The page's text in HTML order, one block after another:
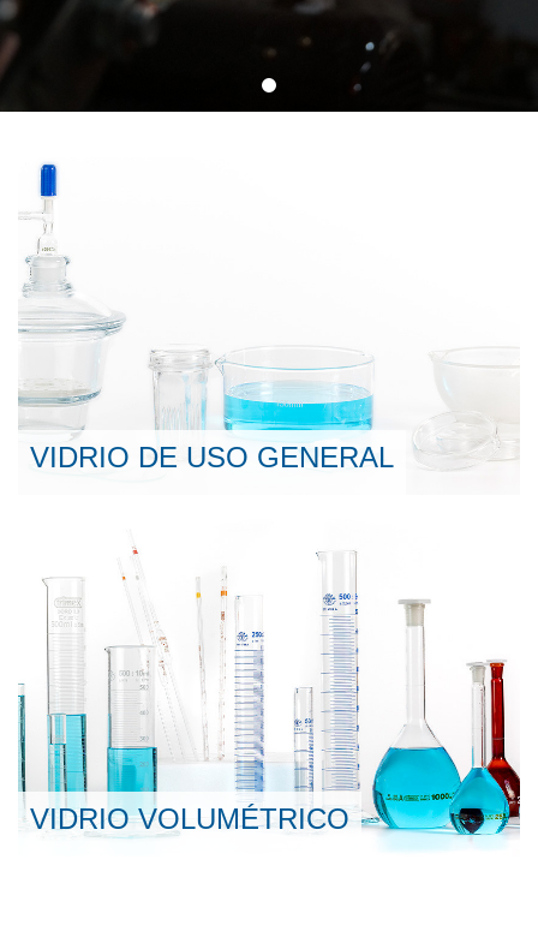
VIDRIO DE USO GENERAL
VIDRIO VOLUMÉTRICO